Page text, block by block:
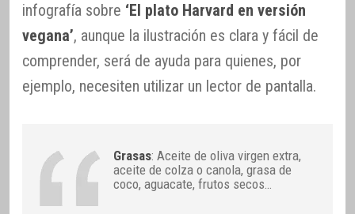
infografía sobre ‘El plato Harvard en versión
vegana’, aunque la ilustración es clara y fácil de
comprender, será de ayuda para quienes, por
ejemplo, necesiten utilizar un lector de pantalla.
Grasas: Aceite de oliva virgen extra,
aceite de colza o canola, grasa de
coco, aguacate, frutos secos…